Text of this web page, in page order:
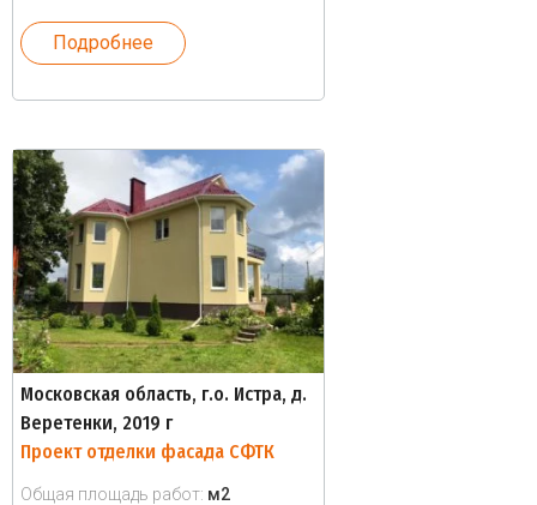
Подробнее
Московская область, г.о. Истра, д.
Веретенки, 2019 г
Проект отделки фасада СФТК
Общая площадь работ: м2